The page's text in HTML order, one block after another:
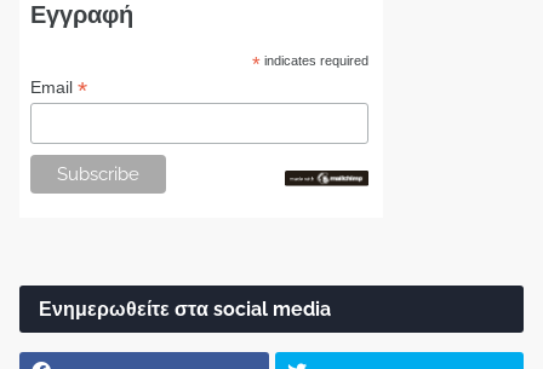
Εγγραφή
* indicates required
Email *
Ενημερωθείτε στα social media